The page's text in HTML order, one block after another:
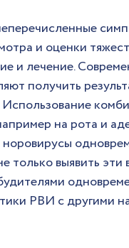
и оценки
и лечение.
получить
на рота и
выявить эти
РВИ с другими